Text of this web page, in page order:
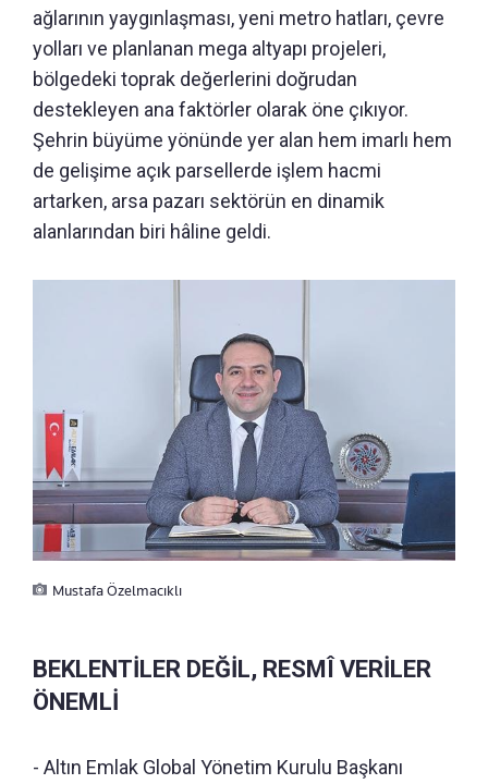
ağlarının yaygınlaşması, yeni metro hatları, çevre
yolları ve planlanan mega altyapı projeleri,
bölgedeki toprak değerlerini doğrudan
destekleyen ana faktörler olarak öne çıkıyor.
Şehrin büyüme yönünde yer alan hem imarlı hem
de gelişime açık parsellerde işlem hacmi
artarken, arsa pazarı sektörün en dinamik
alanlarından biri hâline geldi.
Mustafa Özelmacıklı
BEKLENTİLER DEĞİL, RESMÎ VERİLER
ÖNEMLİ
- Altın Emlak Global Yönetim Kurulu Başkanı